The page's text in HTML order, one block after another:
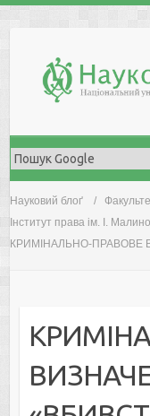
Науковий блоґ
Інститут права ім. І.
КРИМІНАЛЬНО-ПРАВОВЕ